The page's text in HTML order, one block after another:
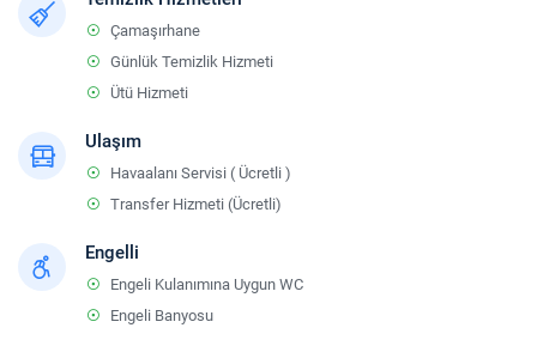
Çamaşırhane
Günlük Temizlik Hizmeti
Ütü Hizmeti
Ulaşım
Havaalanı Servisi ( Ücretli )
Transfer Hizmeti (Ücretli)
Engelli
Engeli Kulanımına Uygun WC
Engeli Banyosu